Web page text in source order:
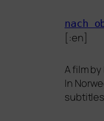
nach
[:en]
A film
In